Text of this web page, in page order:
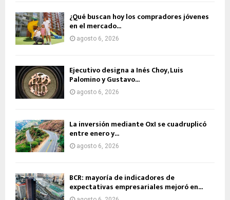
¿Qué buscan hoy los compradores jóvenes
en el mercado...
agosto 6, 2026
Ejecutivo designa a Inés Choy, Luis
Palomino y Gustavo...
agosto 6, 2026
La inversión mediante OxI se cuadruplicó
entre enero y...
agosto 6, 2026
BCR: mayoría de indicadores de
expectativas empresariales mejoró en...